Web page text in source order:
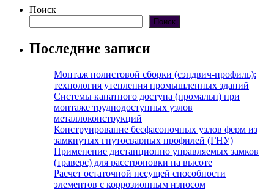
Поиск
Поиск
Последние записи
Монтаж полистовой сборки (сэндвич-профиль):
технология утепления промышленных зданий
Системы канатного доступа (промальп) при
монтаже труднодоступных узлов
металлоконструкций
Конструирование бесфасоночных узлов ферм из
замкнутых гнутосварных профилей (ГНУ)
Применение дистанционно управляемых замков
(траверс) для расстроповки на высоте
Расчет остаточной несущей способности
элементов с коррозионным износом